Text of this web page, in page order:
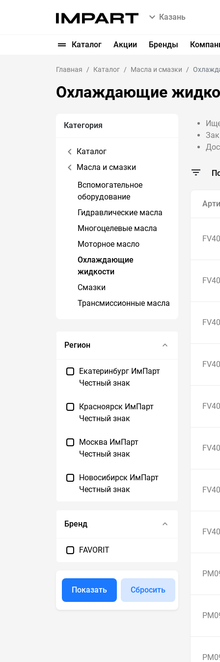
Казань
Каталог Акции Бренды
Главная Каталог Масла и смазки
Охлаждающие
Категория
Каталог
Масла и смазки
Вспомогательное
оборудование
Гидравлические масла
Многоцелевые масла
Моторное масло
Охлаждающие
жидкости
Смазки
Трансмиссионные масла
Регион
Екатеринбург ИмПарт
Честный знак
Красноярск ИмПарт
Честный знак
Москва ИмПарт
Честный знак
Новосибирск ИмПарт
Честный знак
Бренд
FAVORIT
Показать Сбросить